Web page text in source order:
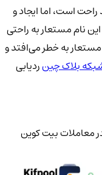
است، اما ایجاد و
نام مستعار به راحتی
به خطر می‌افتد و
بلاک چینردیابی
بیت کوین